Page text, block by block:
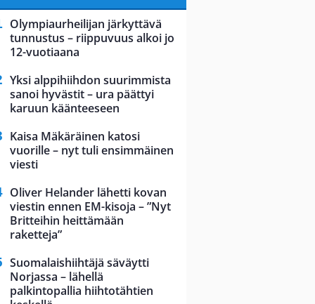
Olympiaurheilijan järkyttävä
tunnustus – riippuvuus alkoi jo
12-vuotiaana
Yksi alppihiihdon suurimmista
sanoi hyvästit – ura päättyi
karuun käänteeseen
Kaisa Mäkäräinen katosi
vuorille – nyt tuli ensimmäinen
viesti
Oliver Helander lähetti kovan
viestin ennen EM-kisoja – ”Nyt
Britteihin heittämään
raketteja”
Suomalaishiihtäjä säväytti
Norjassa – lähellä
palkintopallia hiihtotähtien